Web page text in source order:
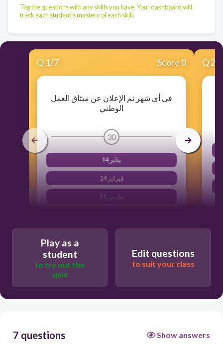
Tag the questions with any skills you have. Your dashboard will
track each student's mastery of each skill.
Q 1/7 Score 0
في أي شهر تم الإعلان عن ميثاق العمل
الوطني
30
14 يناير
14 فبراير
14 مارس
Q2
Play as a
student
to try out the
quiz
Edit questions
to suit your class
7 questions Show answers